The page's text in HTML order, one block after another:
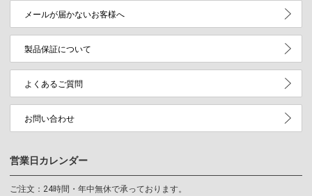
メールが届かないお客様へ
製品保証について
よくあるご質問
お問い合わせ
営業日カレンダー
ご注文：24時間・年中無休で承っております。